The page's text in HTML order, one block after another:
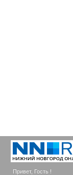
Привет, Гость !